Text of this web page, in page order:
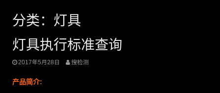
分类：灯具
灯具执行标准查询
2017年5月28日 搜检测
产品简介: